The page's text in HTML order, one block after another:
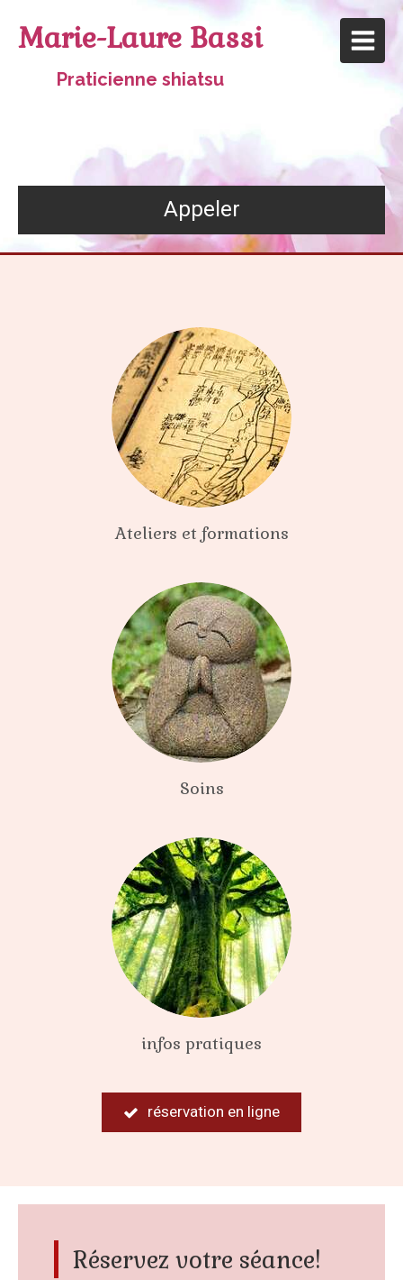
Marie-Laure Bassi
Praticienne shiatsu
Appeler
Ateliers et formations
Soins
infos pratiques
réservation en ligne
Réservez votre séance!